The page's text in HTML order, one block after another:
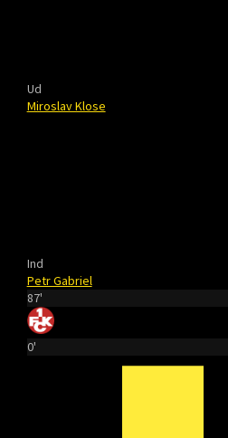
Ud
Miroslav Klose
Ind
Petr Gabriel
87'
0'